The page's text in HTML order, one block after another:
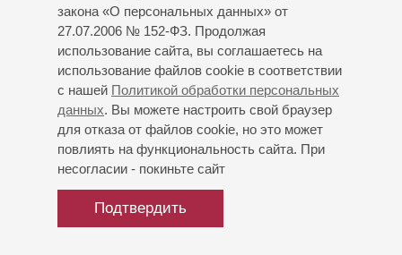
закона «О персональных данных» от
27.07.2006 № 152-ФЗ. Продолжая
использование сайта, вы соглашаетесь на
использование файлов cookie в соответствии
с нашей Политикой обработки персональных
данных. Вы можете настроить свой браузер
для отказа от файлов cookie, но это может
повлиять на функциональность сайта. При
несогласии - покиньте сайт
Подтвердить
Любека, Брауншвейга, Ройтлингена и Вупперталя.
Сейчас занимает должность первого трубача в оркестре
Klassik Philharmonie Hamburg. Его концерты проходят в
разных городах Германии, а также за рубежом.
Особое внимание музыкант уделяет интерпретациям
барочных произведений для трубы-пикколо (труба эпохи
И.С.Баха), барочной трубы и флюгельгорна. Не меньшее
внимание уделяет он и произведениям современных
композиторов.
Записал несколько компакт-дисков с произведениями